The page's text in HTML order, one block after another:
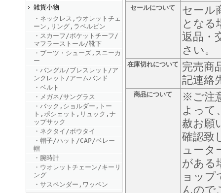
FINEBOYS2025年7月号
FINEBOYS2025年6月号
雑貨小物
・ネックレス,ウオレットチェ
ーン,リング,ラペルピン
・スカーフ/ポケットチーフ/
マフラーストール/靴下
・ブーツ・シューズ,スニーカ
ー
・バングル/ブレスレット/ア
ンクレット/アームバンド
・ベルト
・メガネ/サングラス
・バック,ショルダー,トー
ト,ポシェット,リュック,ナ
ップサック
・ネクタイ/ボウタイ
・帽子/ハット/CAP/ベレー
帽
・腕時計
・ウオレットチェーン/キーリ
ング
・サスペンダー,ワッペン
セールについて
セール
となる
返品・
さい。
在庫切れについて 完売商
記連絡
商品について
※ご注
よって
赦お願
確認致
ュータ
がある
ョップ
んので